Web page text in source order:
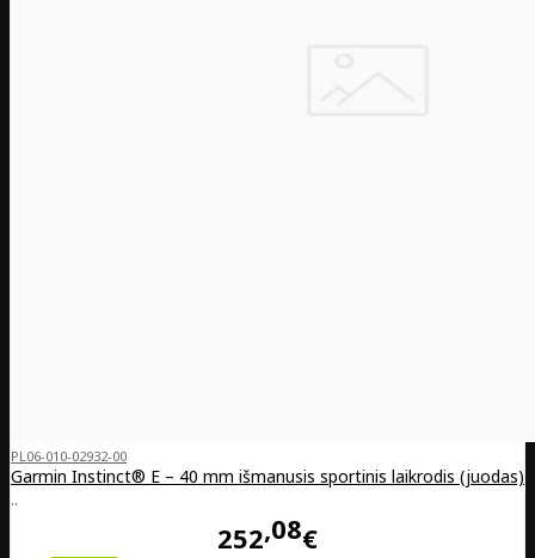
PL06-010-02932-00
Garmin Instinct® E – 40 mm išmanusis sportinis laikrodis (juodas)
..
252 08€